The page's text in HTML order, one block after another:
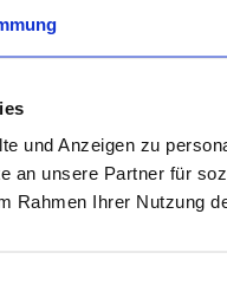
und Anzeigen zu
an unsere Partner für
Rahmen Ihrer Nutzung